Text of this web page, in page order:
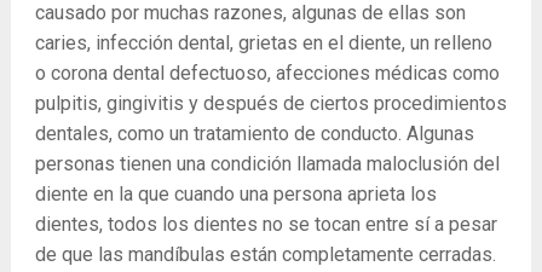
causado por muchas razones, algunas de ellas son
caries, infección dental, grietas en el diente, un relleno
o corona dental defectuoso, afecciones médicas como
pulpitis, gingivitis y después de ciertos procedimientos
dentales, como un tratamiento de conducto. Algunas
personas tienen una condición llamada maloclusión del
diente en la que cuando una persona aprieta los
dientes, todos los dientes no se tocan entre sí a pesar
de que las mandíbulas están completamente cerradas.